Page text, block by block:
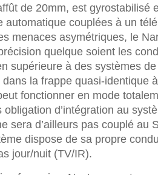
de 20mm, est gyrostabilisé
automatique couplées à un
menaces asymétriques, le
quelque soient les
supérieure à des systèmes
la frappe quasi-identique
fonctionner en mode
d’intégration au
sera d’ailleurs pas couplé au
dispose de sa propre
jour/nuit (TV/IR).